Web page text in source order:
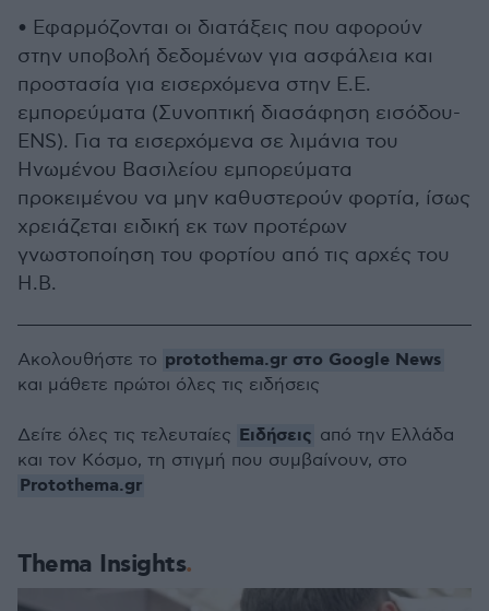
• Εφαρμόζονται οι διατάξεις που αφορούν
στην υποβολή δεδομένων για ασφάλεια και
προστασία για εισερχόμενα στην Ε.Ε.
εμπορεύματα (Συνοπτική διασάφηση εισόδου-
ENS). Για τα εισερχόμενα σε λιμάνια του
Ηνωμένου Βασιλείου εμπορεύματα
προκειμένου να μην καθυστερούν φορτία, ίσως
χρειάζεται ειδική εκ των προτέρων
γνωστοποίηση του φορτίου από τις αρχές του
Η.Β.
Thema Insights
Ακολουθήστε το protothema.gr στο Google News
και μάθετε πρώτοι όλες τις ειδήσεις
Δείτε όλες τις τελευταίες Ειδήσεις από την Ελλάδα
και τον Κόσμο, τη στιγμή που συμβαίνουν, στο
Protothema.gr